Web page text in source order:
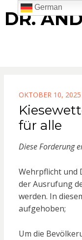
DR.
POSTED
ON
OKTOBER 10, 2025
für alle
Diese Forderung
Wehrpflicht und
der Ausrufung
werden. In
aufgehoben;
Um die
German